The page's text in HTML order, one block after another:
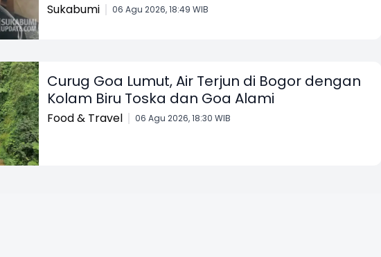
Sukabumi 06 Agu 2026, 18:49 WIB
Curug Goa Lumut, Air Terjun di Bogor dengan
Kolam Biru Toska dan Goa Alami
Food & Travel 06 Agu 2026, 18:30 WIB